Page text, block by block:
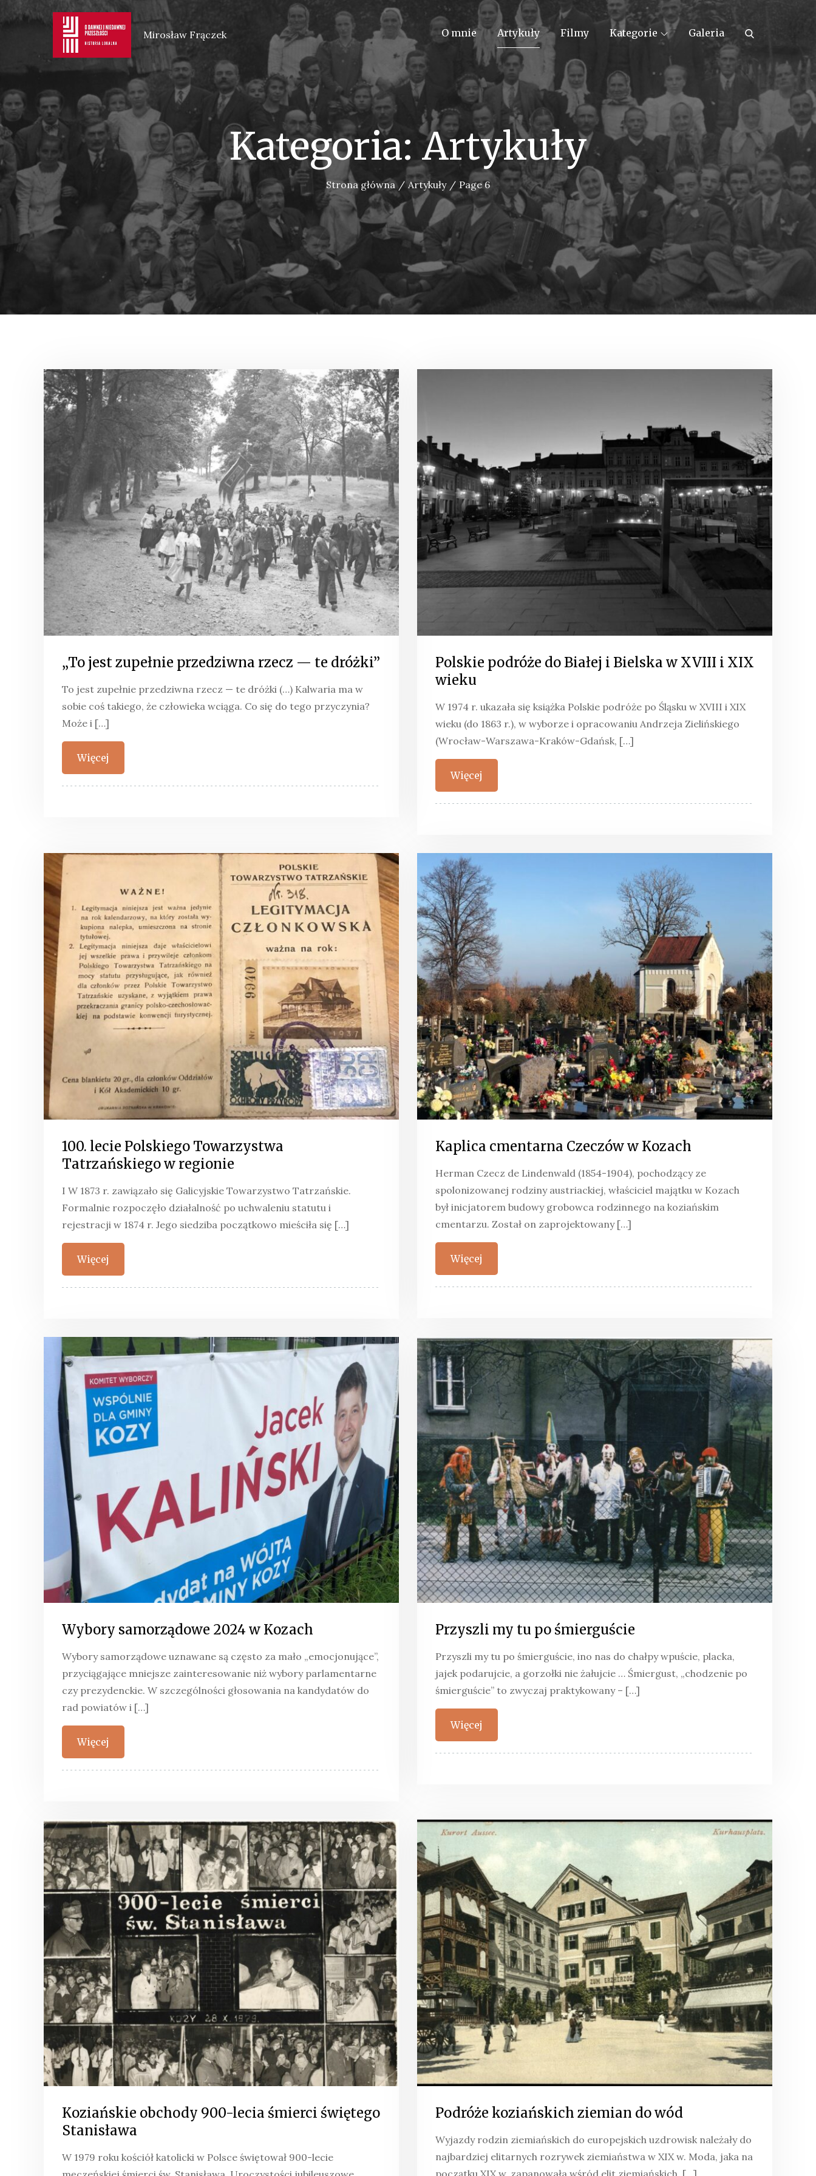
Mirosław Frączek O mnie Artykuły Filmy Kategorie Galeria
Kategoria:Artykuły
Strona główna Artykuły Page 6
„To jest zupełnie przedziwna rzecz — te dróżki”
To jest zupełnie przedziwna rzecz — te dróżki (…) Kalwaria ma w
sobie coś takiego, że człowieka wciąga. Co się do tego przyczynia?
Może i […]
Więcej
Polskie podróże do Białej i Bielska w XVIII i XIX
wieku
W 1974 r. ukazała się książka Polskie podróże po Śląsku w XVIII i XIX
wieku (do 1863 r.), w wyborze i opracowaniu Andrzeja Zielińskiego
(Wrocław-Warszawa-Kraków-Gdańsk, […]
Więcej
100. lecie Polskiego Towarzystwa
Tatrzańskiego w regionie
I W 1873 r. zawiązało się Galicyjskie Towarzystwo Tatrzańskie.
Formalnie rozpoczęło działalność po uchwaleniu statutu i
rejestracji w 1874 r. Jego siedziba początkowo mieściła się […]
Więcej
Kaplica cmentarna Czeczów w Kozach
Herman Czecz de Lindenwald (1854-1904), pochodzący ze
spolonizowanej rodziny austriackiej, właściciel majątku w Kozach
był inicjatorem budowy grobowca rodzinnego na koziańskim
cmentarzu. Został on zaprojektowany […]
Więcej
Wybory samorządowe 2024 w Kozach
Wybory samorządowe uznawane są często za mało „emocjonujące”,
przyciągające mniejsze zainteresowanie niż wybory parlamentarne
czy prezydenckie. W szczególności głosowania na kandydatów do
rad powiatów i […]
Więcej
Przyszli my tu po śmierguście
Przyszli my tu po śmierguście, ino nas do chałpy wpuście, placka,
jajek podarujcie, a gorzołki nie żałujcie … Śmiergust, „chodzenie po
śmierguście” to zwyczaj praktykowany – […]
Więcej
Koziańskie obchody 900-lecia śmierci świętego
Stanisława
W 1979 roku kościół katolicki w Polsce świętował 900-lecie
Podróże koziańskich ziemian do wód
Wyjazdy rodzin ziemiańskich do europejskich uzdrowisk należały do
najbardziej elitarnych rozrywek ziemiaństwa w XIX w. Moda, jaka na
początku XIX w. zapanowała wśród elit ziemiańskich, […]